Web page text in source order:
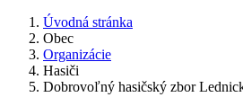
Úvodná stránka
Obec
Organizácie
Hasiči
Dobrovoľný hasičský zbor